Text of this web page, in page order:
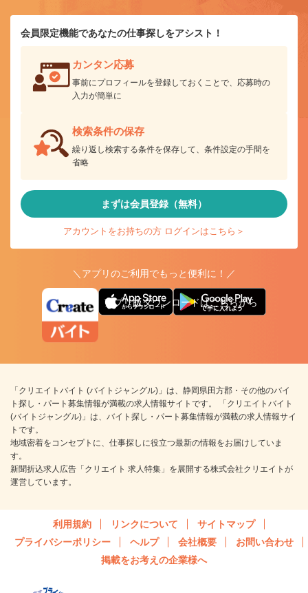
会員限定機能であなたの仕事探しをアシスト！
カンタン応募
事前にプロフィールを登録しておくことで、応募時の
入力が簡単に
検索条件の保存
繰り返し検索する条件を保存して、条件設定の手間を
省略
まずは会員登録（無料）
アカウントをお持ちの方 ログインはこちら＞
＼アプリのご利用でもっと便利に！／
アプリ版ダウンロードはこちらから
「クリエイトバイト (バイトジャングル)」は、静岡県田方郡・その他のバイ
ト探し・パート募集情報が満載の求人情報サイトです。 「クリエイトバイト
(バイトジャングル)」は、バイト探し・パート募集情報が満載の求人情報サイ
トです。
地域密着をコンセプトに、仕事探しに役立つ最新の情報をお届けしていま
す。
新聞折込求人広告「クリエイト 求人特集」を展開する株式会社クリエイトが
運営しています。
利用規約 リンクについて
サイトマップ
プライバシーポリシー
ヘルプ 会社概要
お問い合わせ
掲載をお考えの企業様へ